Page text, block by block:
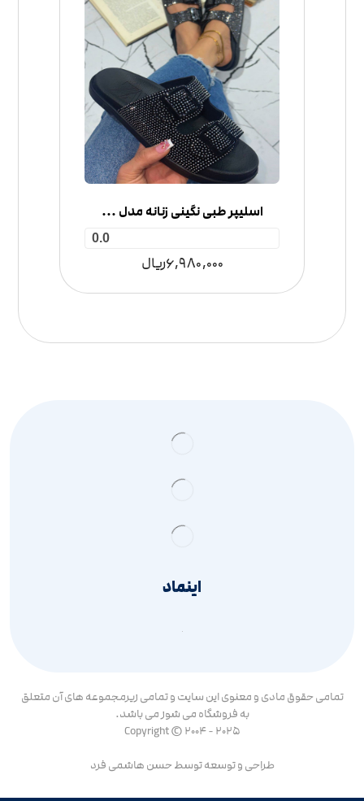
اسلیپر طبی نگینی زنانه مدل 2 سگک
0.0
6,980,000ریال
اینماد
تمامی حقوق مادی و معنوی این سایت و تمامی زیرمجموعه های آن متعلق
به فروشگاه می شوز می باشد.
Copyright © 2004 - 2025
طراحی و توسعه توسط حسن هاشمی فرد